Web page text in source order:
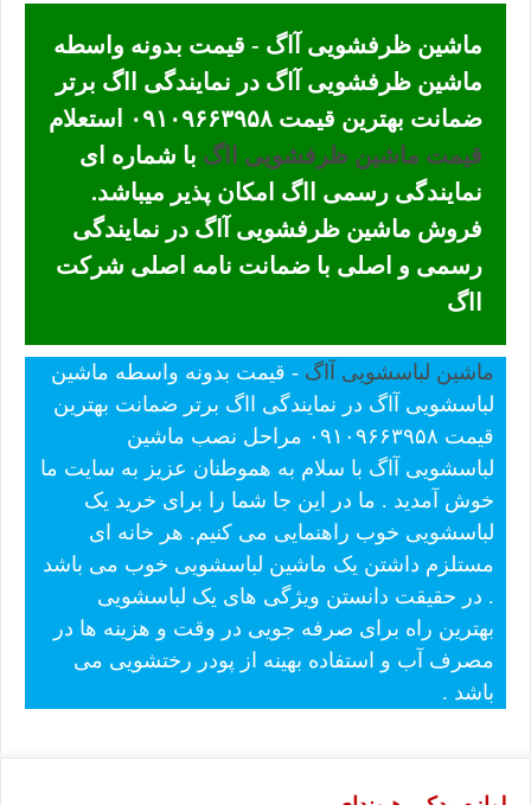
ماشین ظرفشویی آاگ - قیمت بدونه واسطه
ماشین ظرفشویی آاگ در نمایندگی ااگ برتر
ضمانت بهترین قیمت ۰۹۱۰۹۶۶۳۹۵۸ استعلام
قیمت ماشین ظرفشویی ااگ با شماره ای
نمایندگی رسمی ااگ امکان پذیر میباشد.
فروش ماشین ظرفشویی آاگ در نمایندگی
رسمی و اصلی با ضمانت نامه اصلی شرکت
ااگ
ماشین لباسشویی آاگ - قیمت بدونه واسطه ماشین
لباسشویی آاگ در نمایندگی ااگ برتر ضمانت بهترین
قیمت ۰۹۱۰۹۶۶۳۹۵۸ مراحل نصب ماشین
لباسشویی آاگ با سلام به هموطنان عزیز به سایت ما
خوش آمدید . ما در این جا شما را برای خرید یک
لباسشویی خوب راهنمایی می کنیم. هر خانه ای
مستلزم داشتن یک ماشین لباسشویی خوب می باشد
. در حقیقت دانستن ویژگی های یک لباسشویی
بهترین راه برای صرفه جویی در وقت و هزینه ها در
مصرف آب و استفاده بهینه از پودر رختشویی می
باشد .